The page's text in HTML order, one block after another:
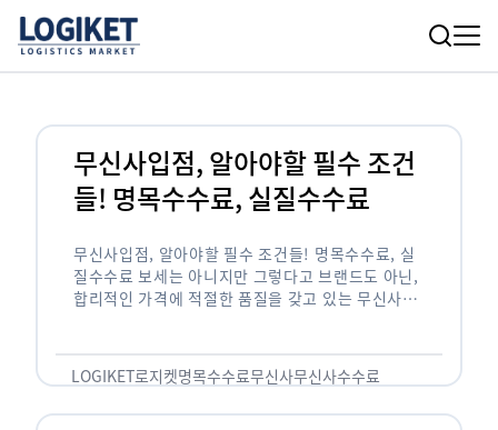
무신사입점, 알아야할 필수 조건
들! 명목수수료, 실질수수료
무신사입점, 알아야할 필수 조건들! 명목수수료, 실
질수수료 보세는 아니지만 그렇다고 브랜드도 아닌,
합리적인 가격에 적절한 품질을 갖고 있는 무신사!
LOGIKET로지켓명목수수료무신사무신사수수료